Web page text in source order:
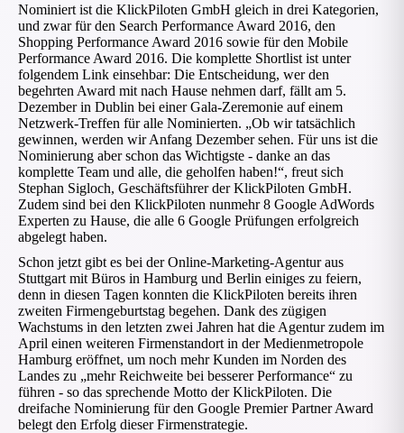
Nominiert ist die KlickPiloten GmbH gleich in drei Kategorien,
und zwar für den Search Performance Award 2016, den
Shopping Performance Award 2016 sowie für den Mobile
Performance Award 2016. Die komplette Shortlist ist unter
folgendem Link einsehbar: Die Entscheidung, wer den
begehrten Award mit nach Hause nehmen darf, fällt am 5.
Dezember in Dublin bei einer Gala-Zeremonie auf einem
Netzwerk-Treffen für alle Nominierten. „Ob wir tatsächlich
gewinnen, werden wir Anfang Dezember sehen. Für uns ist die
Nominierung aber schon das Wichtigste - danke an das
komplette Team und alle, die geholfen haben!“, freut sich
Stephan Sigloch, Geschäftsführer der KlickPiloten GmbH.
Zudem sind bei den KlickPiloten nunmehr 8 Google AdWords
Experten zu Hause, die alle 6 Google Prüfungen erfolgreich
abgelegt haben.
Schon jetzt gibt es bei der Online-Marketing-Agentur aus
Stuttgart mit Büros in Hamburg und Berlin einiges zu feiern,
denn in diesen Tagen konnten die KlickPiloten bereits ihren
zweiten Firmengeburtstag begehen. Dank des zügigen
Wachstums in den letzten zwei Jahren hat die Agentur zudem im
April einen weiteren Firmenstandort in der Medienmetropole
Hamburg eröffnet, um noch mehr Kunden im Norden des
Landes zu „mehr Reichweite bei besserer Performance“ zu
führen - so das sprechende Motto der KlickPiloten. Die
dreifache Nominierung für den Google Premier Partner Award
belegt den Erfolg dieser Firmenstrategie.